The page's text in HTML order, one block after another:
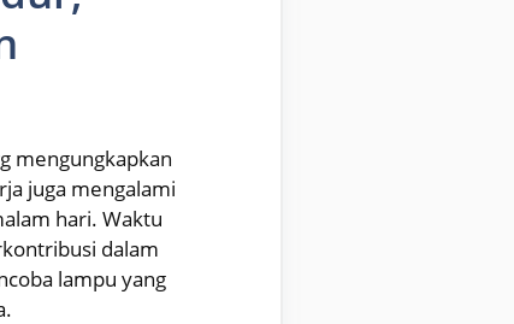
mengungkapkan
juga mengalami
hari. Waktu
dalam
lampu yang